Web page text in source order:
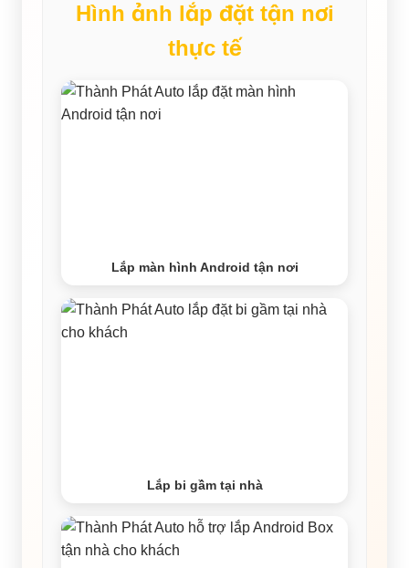
Hình ảnh lắp đặt tận nơi
thực tế
Lắp màn hình Android tận nơi
Lắp bi gầm tại nhà